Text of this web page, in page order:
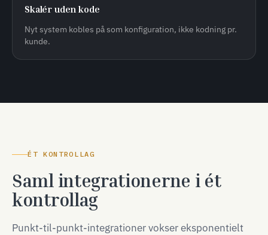
Skalér uden kode
Nyt system kobles på som konfiguration, ikke kodning pr.
kunde.
ÉT KONTROLLAG
Saml integrationerne i ét
kontrollag
Punkt-til-punkt-integrationer vokser eksponentielt